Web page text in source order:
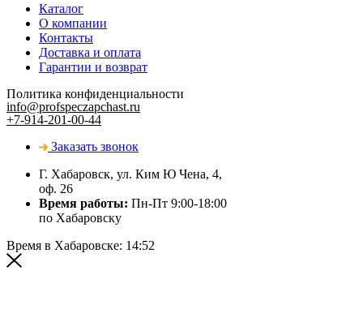
Каталог
О компании
Контакты
Доставка и оплата
Гарантии и возврат
Политика конфиденциальности
info@profspeczapchast.ru
+7-914-201-00-44
Заказать звонок
Г. Хабаровск, ул. Ким Ю Чена, 4,
оф. 26
Время работы: Пн-Пт 9:00-18:00
по Хабаровску
Время в Хабаровске: 14:52